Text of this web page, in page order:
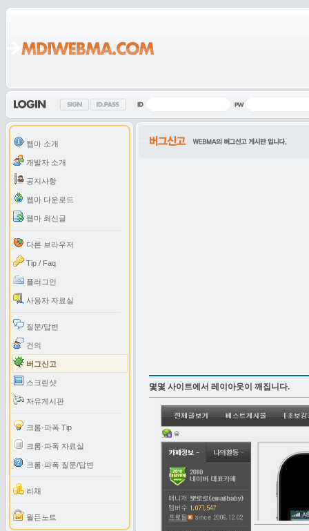
웹마 소개
개발자 소개
공지사항
웹마 다운로드
웹마 최신글
다른 브라우저
Tip / Faq
플러그인
사용자 자료실
질문/답변
건의
버그신고
스크린샷
자유게시판
크롬·파폭 Tip
크롬·파폭 자료실
크롬·파폭 질문/답변
리채
월든노트
몇몇 사이트에서 레이아웃이 깨집니다.